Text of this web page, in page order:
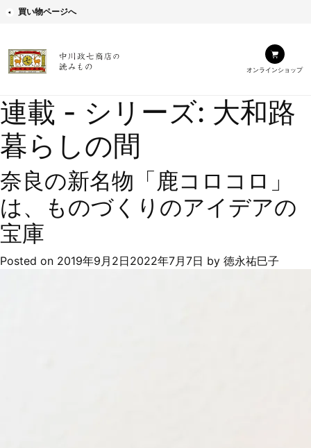
買い物ページへ
オンラインショップ
連載 - シリーズ: 大和路
暮らしの間
奈良の新名物「鹿コロコロ」
は、ものづくりのアイデアの
宝庫
Posted on 2019年9月2日2022年7月7日 by 徳永祐巳子